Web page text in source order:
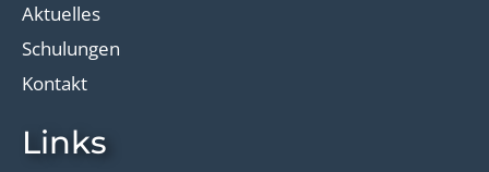
Aktuelles
Schulungen
Kontakt
Links